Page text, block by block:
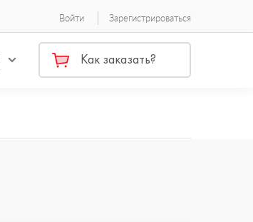
Войти Зарегистрироваться
Как заказать?